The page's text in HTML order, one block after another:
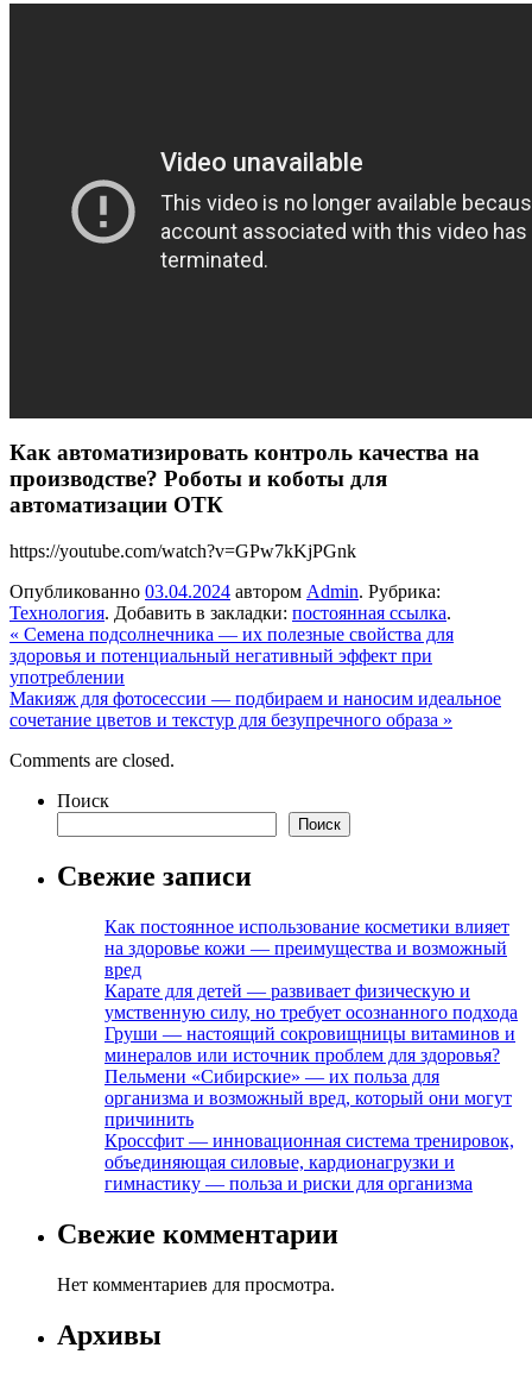
Как автоматизировать контроль качества на
производстве? Роботы и коботы для
автоматизации ОТК
https://youtube.com/watch?v=GPw7kKjPGnk
Опубликованно 03.04.2024 автором Admin. Рубрика:
Технология. Добавить в закладки: постоянная ссылка.
« Семена подсолнечника — их полезные свойства для
здоровья и потенциальный негативный эффект при
употреблении
Макияж для фотосессии — подбираем и наносим идеальное
сочетание цветов и текстур для безупречного образа »
Comments are closed.
Поиск
Поиск
Свежие записи
Как постоянное использование косметики влияет
на здоровье кожи — преимущества и возможный
вред
Карате для детей — развивает физическую и
умственную силу, но требует осознанного подхода
Груши — настоящий сокровищницы витаминов и
минералов или источник проблем для здоровья?
Пельмени «Сибирские» — их польза для
организма и возможный вред, который они могут
причинить
Кроссфит — инновационная система тренировок,
объединяющая силовые, кардионагрузки и
гимнастику — польза и риски для организма
Свежие комментарии
Нет комментариев для просмотра.
Архивы